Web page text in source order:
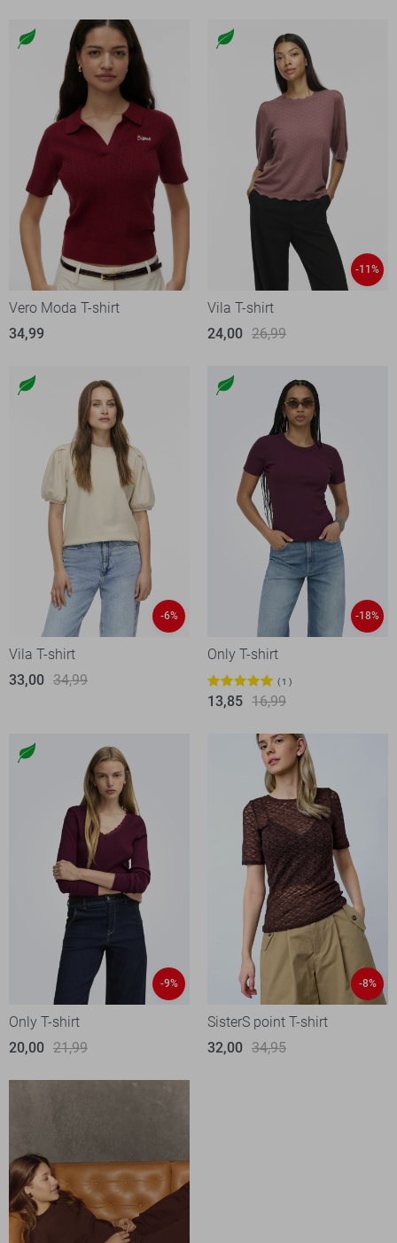
Vero Moda T-shirt
34,99
-11%
Vila T-shirt
24,00 26,99
-6%
Vila T-shirt
33,00 34,99
-18%
Only T-shirt
1
13,85 16,99
-9%
Only T-shirt
20,00 21,99
-8%
SisterS point T-shirt
32,00 34,95